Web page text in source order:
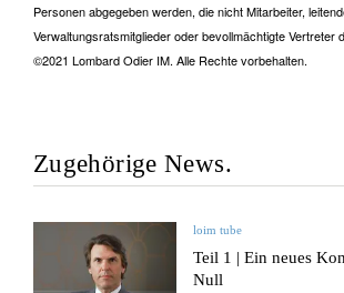
Personen abgegeben werden, die nicht Mitarbeiter,
Verwaltungsratsmitglieder oder bevollmächtigte Vertreter
©2021 Lombard Odier IM. Alle Rechte vorbehalten.
Zugehörige News.
loim tube
Teil 1 | Ein neues
Null